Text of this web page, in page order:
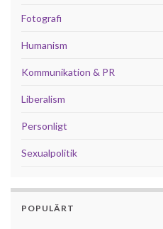
Fotografi
Humanism
Kommunikation & PR
Liberalism
Personligt
Sexualpolitik
POPULÄRT